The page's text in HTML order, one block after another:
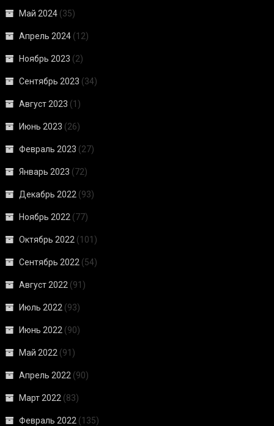
Май 2024 (35)
Апрель 2024 (12)
Ноябрь 2023 (2)
Сентябрь 2023 (34)
Август 2023 (1)
Июнь 2023 (26)
Февраль 2023 (27)
Январь 2023 (72)
Декабрь 2022 (93)
Ноябрь 2022 (77)
Октябрь 2022 (101)
Сентябрь 2022 (54)
Август 2022 (91)
Июль 2022 (93)
Июнь 2022 (90)
Май 2022 (91)
Апрель 2022 (90)
Март 2022 (83)
Февраль 2022 (135)